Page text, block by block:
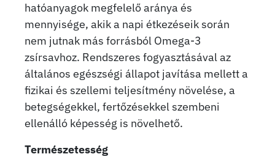
hatóanyagok megfelelő aránya és
mennyisége, akik a napi étkezéseik során
nem jutnak más forrásból Omega-3
zsírsavhoz. Rendszeres fogyasztásával az
általános egészségi állapot javítása mellett a
fizikai és szellemi teljesítmény növelése, a
betegségekkel, fertőzésekkel szembeni
ellenálló képesség is növelhető.
Természetesség